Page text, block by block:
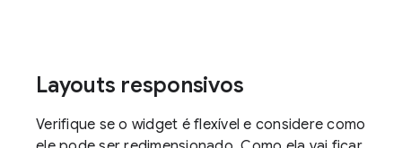
Layouts responsivos
Verifique se o widget é flexível e considere como